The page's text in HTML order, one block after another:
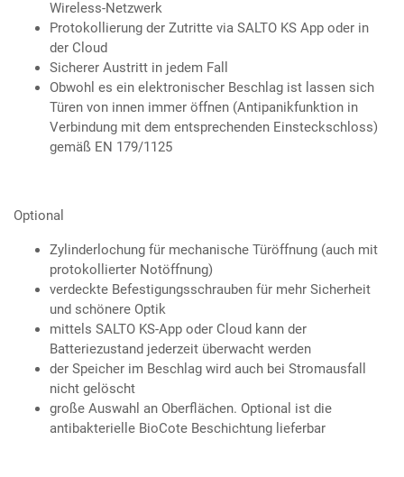
Wireless-Netzwerk
Protokollierung der Zutritte via SALTO KS App oder in
der Cloud
Sicherer Austritt in jedem Fall
Obwohl es ein elektronischer Beschlag ist lassen sich
Türen von innen immer öffnen (Antipanikfunktion in
Verbindung mit dem entsprechenden Einsteckschloss)
gemäß EN 179/1125
Optional
Zylinderlochung für mechanische Türöffnung (auch mit
protokollierter Notöffnung)
verdeckte Befestigungsschrauben für mehr Sicherheit
und schönere Optik
mittels SALTO KS-App oder Cloud kann der
Batteriezustand jederzeit überwacht werden
der Speicher im Beschlag wird auch bei Stromausfall
nicht gelöscht
große Auswahl an Oberflächen. Optional ist die
antibakterielle BioCote Beschichtung lieferbar